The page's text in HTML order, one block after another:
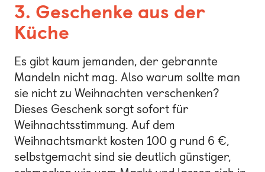
3. Geschenke aus der
Küche
Es gibt kaum jemanden, der gebrannte
Mandeln nicht mag. Also warum sollte man
sie nicht zu Weihnachten verschenken?
Dieses Geschenk sorgt sofort für
Weihnachtsstimmung. Auf dem
Weihnachtsmarkt kosten 100 g rund 6 €,
selbstgemacht sind sie deutlich günstiger,